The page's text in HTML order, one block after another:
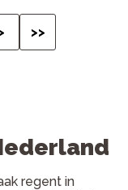
>>
regent in